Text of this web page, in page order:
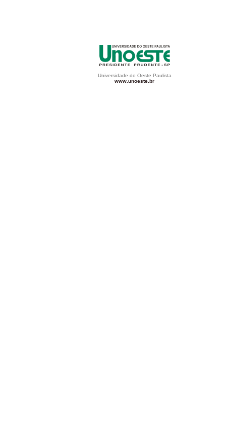
Universidade do Oeste Paulista
www.unoeste.br